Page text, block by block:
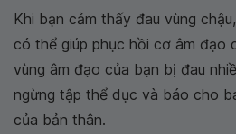
Khi bạn cảm thấy đau vùng
có thể giúp phục hồi cơ âm đạo
vùng âm đạo của bạn bị đau
ngừng tập thể dục và báo cho
của bản thân.